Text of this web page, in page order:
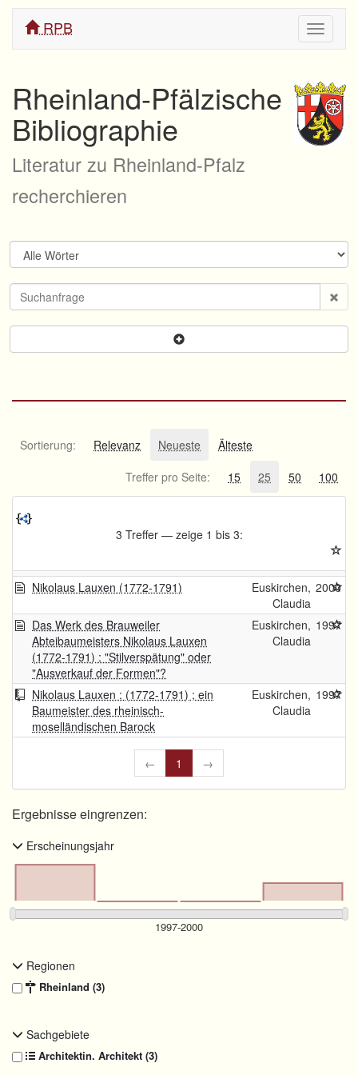
ein/
RPB
Rheinland-Pfälzische
Bibliographie
Literatur zu Rheinland-Pfalz
recherchieren
Sortierung: Relevanz Neueste
Älteste
Treffer pro Seite:
15 25 50 100
3 Treffer — zeige 1 bis 3:
Nikolaus Lauxen (1772-1791)
Euskirchen,
Claudia
2000
Das Werk des Brauweiler
Abteibaumeisters Nikolaus Lauxen
(1772-1791) : "Stilverspätung" oder
"Ausverkauf der Formen"?
Euskirchen,
Claudia
1997
Nikolaus Lauxen : (1772-1791) ; ein
Baumeister des rheinisch-
moselländischen Barock
Euskirchen,
Claudia
1997
← 1 →
Ergebnisse eingrenzen:
Erscheinungsjahr
Regionen
Rheinland (3)
Sachgebiete
Architektin. Architekt (3)